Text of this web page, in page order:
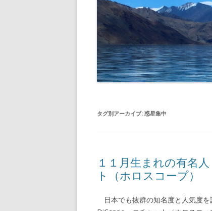
タグ別アーカイブ: 惑星集中
１１月生まれの有名
ト（ホロスコープ）
日本でも抜群の知名度と人気度